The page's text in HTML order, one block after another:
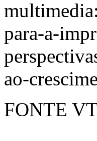
multimedia:
para-a-
ao-
FONTE